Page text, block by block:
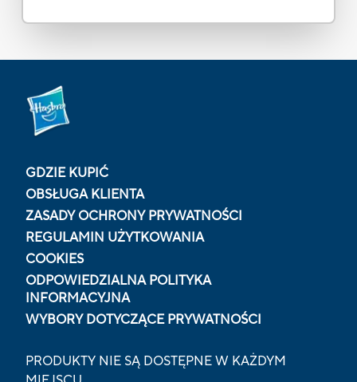
GDZIE KUPIĆ
OBSŁUGA KLIENTA
ZASADY OCHRONY PRYWATNOŚCI
REGULAMIN UŻYTKOWANIA
COOKIES
ODPOWIEDZIALNA POLITYKA
INFORMACYJNA
WYBORY DOTYCZĄCE PRYWATNOŚCI
PRODUKTY NIE SĄ DOSTĘPNE W KAŻDYM